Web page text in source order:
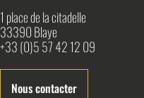
1 place de la citadelle
33390 Blaye
+33 (0)5 57 42 12 09
Nous contacter